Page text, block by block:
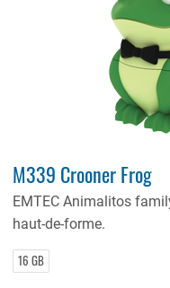
M339 Crooner Frog
EMTEC Animalitos
haut-de-forme.
16 GB